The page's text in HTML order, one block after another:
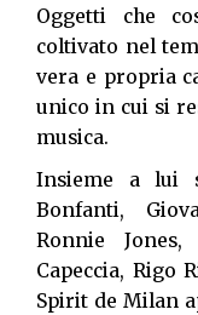
Oggetti che
coltivato nel
vera e propria
unico in cui si
musica.
Insieme a lui
Bonfanti,
Ronnie
Capeccia, Rigo
Spirit de Milan